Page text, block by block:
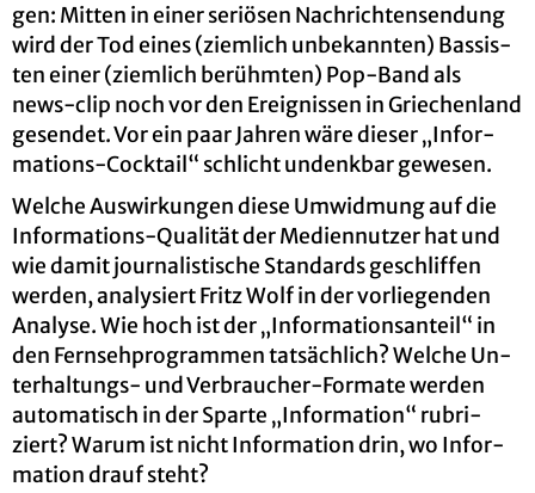
gen: Mit­ten in einer se­riö­sen Nach­rich­ten­sen­dung
wird der Tod eines (ziem­lich un­be­kann­ten) Bas­sis­
ten einer (ziem­lich be­rühm­ten) Pop-Band als
news-clip noch vor den Er­eig­nis­sen in Grie­chen­land
ge­sen­det. Vor ein paar Jah­ren wäre die­ser „In­for­
ma­ti­ons-Cock­tail“ schlicht un­denk­bar ge­we­sen.
Wel­che Aus­wir­kun­gen diese Um­wid­mung auf die
In­for­ma­ti­ons-Qua­li­tät der Me­di­en­nut­zer hat und
wie damit jour­na­lis­ti­sche Stan­dards ge­schlif­fen
wer­den, ana­ly­siert Fritz Wolf in der vor­lie­gen­den
Ana­ly­se. Wie hoch ist der „In­for­ma­ti­ons­an­teil“ in
den Fern­seh­pro­gram­men tat­säch­lich? Wel­che Un­
ter­hal­tungs- und Ver­brau­cher-For­ma­te wer­den
au­to­ma­tisch in der Spar­te „In­for­ma­ti­on“ ru­bri­
ziert? Warum ist nicht In­for­ma­ti­on drin, wo In­for­
ma­ti­on drauf steht?